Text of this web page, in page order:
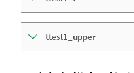
ttest1_upper